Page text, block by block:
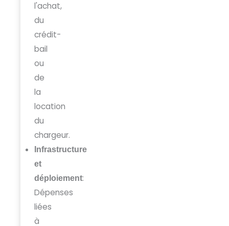
l'achat,
du
crédit-
bail
ou
de
la
location
du
chargeur.
Infrastructure
et
déploiement:
Dépenses
liées
à